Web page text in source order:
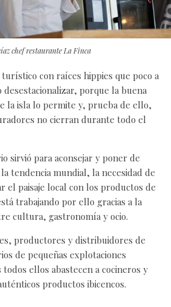
chef restaurante La Finca
con raíces hippies que poco a
desestacionalizar, porque la buena
la isla lo permite y, prueba de ello,
no cierran durante todo el
sirvió para aconsejar y poner de
tendencia mundial, la necesidad de
el paisaje local con los productos de
trabajando por ello gracias a la
cultura, gastronomía y ocio.
productores y distribuidores de
de pequeñas explotaciones
ellos abastecen a cocineros y
productos ibicencos.